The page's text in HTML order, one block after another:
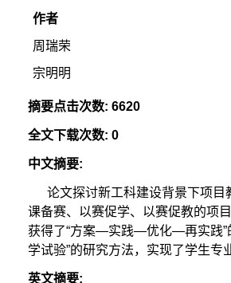
作者
周瑞荣
宗明明
摘要点击次数: 6620
全文下载次数: 0
中文摘要:
论文探讨新工科建设背景下项目
课备赛、以赛促学、以赛促教的项
获得了“方案—实践—优化—再实践”
学试验”的研究方法，实现了学生专
英文摘要: